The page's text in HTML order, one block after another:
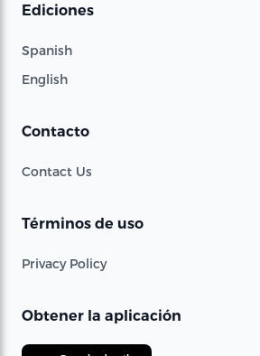
Ediciones
Spanish
English
Contacto
Contact Us
Términos de uso
Privacy Policy
Obtener la aplicación